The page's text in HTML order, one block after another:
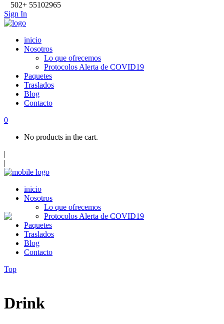
502+ 55102965
Sign In
inicio
Nosotros
Lo que ofrecemos
Protocolos Alerta de COVID19
Paquetes
Traslados
Blog
Contacto
0
No products in the cart.
|
|
inicio
Nosotros
Lo que ofrecemos
Protocolos Alerta de COVID19
Paquetes
Traslados
Blog
Contacto
Top
Drink